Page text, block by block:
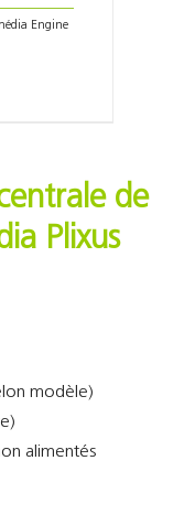
Engine
de
Plixus
modèle)
alimentés